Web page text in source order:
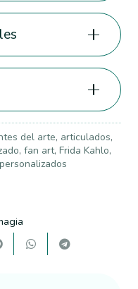
del arte, articulados,
, fan art, Frida Kahlo,